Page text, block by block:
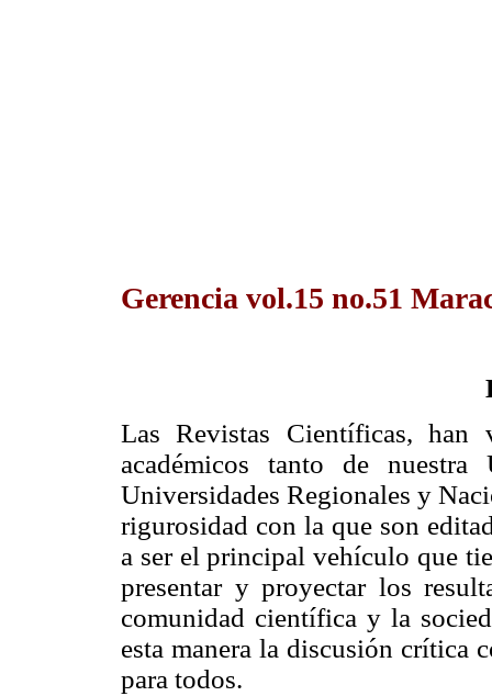
Gerencia vol.15 no.51
Las Revistas Científicas,
académicos tanto de
Universidades Regionales y
rigurosidad con la que son
a ser el principal vehículo que
presentar y proyectar los
comunidad científica y la
esta manera la discusión crítica
para todos.